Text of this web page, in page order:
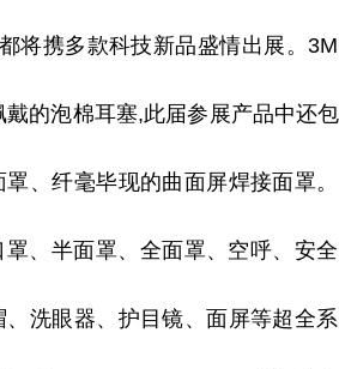
将携多款科技新品盛情出展。
的泡棉耳塞,此届参展产品中还
、纤毫毕现的曲面屏焊接面罩。
、半面罩、全面罩、空呼、安
洗眼器、护目镜、面屏等超全系